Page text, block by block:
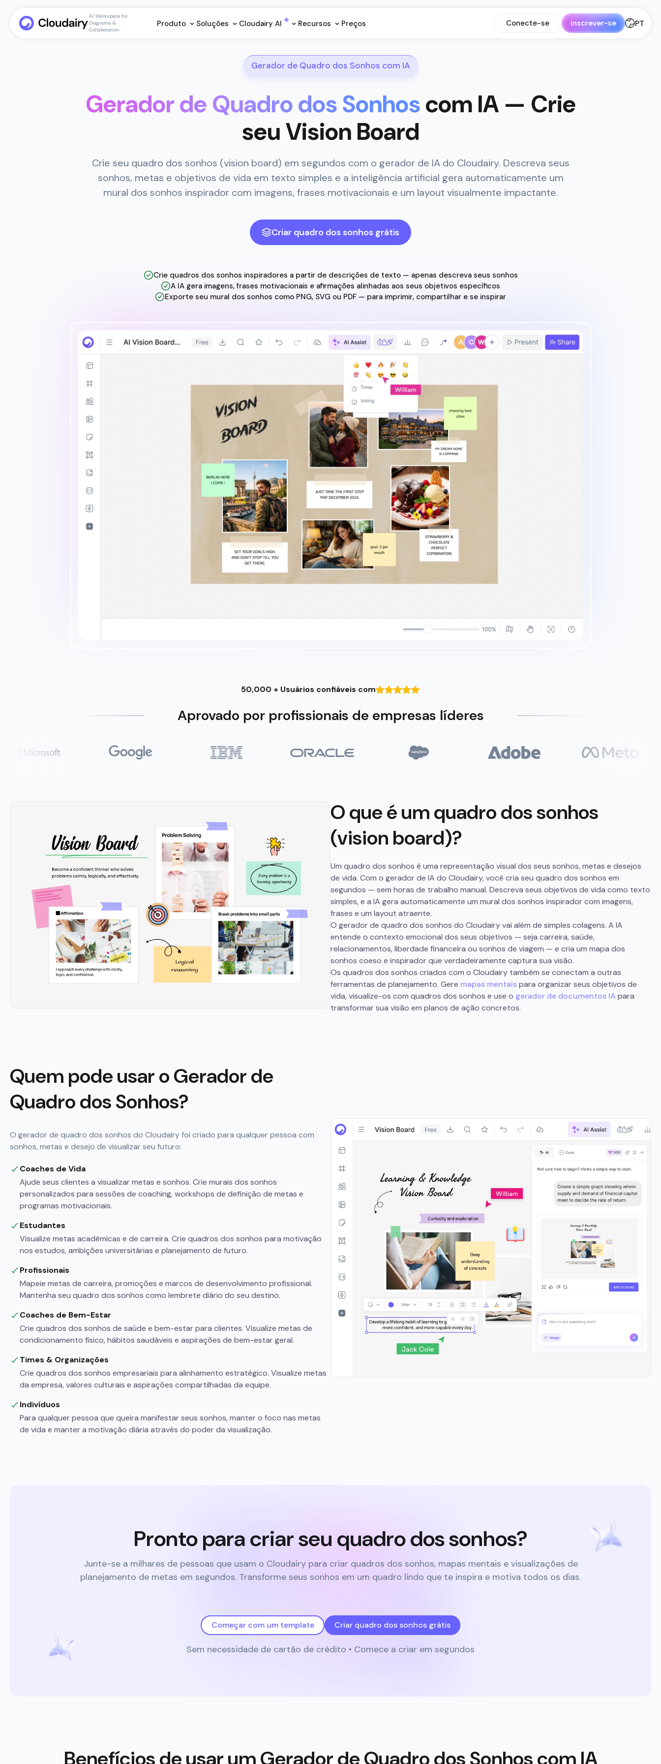
AI Workspace for
Diagrams &
Collaboration
Produto Soluções Cloudairy Al Recursos Preços Conecte-se inscrever-se PT
Gerador de Quadro dos Sonhos com IA
Gerador de Quadro dos Sonhoscom IA — Crie
seu Vision Board
Crie seu quadro dos sonhos (vision board) em segundos com o gerador de IA do Cloudairy. Descreva seus
sonhos, metas e objetivos de vida em texto simples e a inteligência artificial gera automaticamente um
mural dos sonhos inspirador com imagens, frases motivacionais e um layout visualmente impactante.
Criar quadro dos sonhos grátis
Crie quadros dos sonhos inspiradores a partir de descrições de texto — apenas descreva seus sonhos
A IA gera imagens, frases motivacionais e afirmações alinhadas aos seus objetivos específicos
Exporte seu mural dos sonhos como PNG, SVG ou PDF — para imprimir, compartilhar e se inspirar
50,000 + Usuários confiáveis ​​com
Aprovado por profissionais de empresas líderes
O que é um quadro dos sonhos
(vision board)?
Um quadro dos sonhos é uma representação visual dos seus sonhos, metas e desejos
de vida. Com o gerador de IA do Cloudairy, você cria seu quadro dos sonhos em
segundos — sem horas de trabalho manual. Descreva seus objetivos de vida como texto
simples, e a IA gera automaticamente um mural dos sonhos inspirador com imagens,
frases e um layout atraente.
O gerador de quadro dos sonhos do Cloudairy vai além de simples colagens. A IA
entende o contexto emocional dos seus objetivos — seja carreira, saúde,
relacionamentos, liberdade financeira ou sonhos de viagem — e cria um mapa dos
sonhos coeso e inspirador que verdadeiramente captura sua visão.
Os quadros dos sonhos criados com o Cloudairy também se conectam a outras
ferramentas de planejamento. Gere mapas mentaispara organizar seus objetivos de
vida, visualize-os com quadros dos sonhos e use o gerador de documentos IApara
transformar sua visão em planos de ação concretos.
Quem pode usar o Gerador de
Quadro dos Sonhos?
O gerador de quadro dos sonhos do Cloudairy foi criado para qualquer pessoa com
sonhos, metas e desejo de visualizar seu futuro:
Coaches de Vida
Ajude seus clientes a visualizar metas e sonhos. Crie murais dos sonhos
personalizados para sessões de coaching, workshops de definição de metas e
programas motivacionais.
Estudantes
Visualize metas acadêmicas e de carreira. Crie quadros dos sonhos para motivação
nos estudos, ambições universitárias e planejamento de futuro.
Profissionais
Mapeie metas de carreira, promoções e marcos de desenvolvimento profissional.
Mantenha seu quadro dos sonhos como lembrete diário do seu destino.
Coaches de Bem-Estar
Crie quadros dos sonhos de saúde e bem-estar para clientes. Visualize metas de
condicionamento físico, hábitos saudáveis e aspirações de bem-estar geral.
Times & Organizações
Crie quadros dos sonhos empresariais para alinhamento estratégico. Visualize metas
da empresa, valores culturais e aspirações compartilhadas da equipe.
Indivíduos
Para qualquer pessoa que queira manifestar seus sonhos, manter o foco nas metas
de vida e manter a motivação diária através do poder da visualização.
Pronto para criar seu quadro dos sonhos?
Junte-se a milhares de pessoas que usam o Cloudairy para criar quadros dos sonhos, mapas mentais e visualizações de
planejamento de metas em segundos. Transforme seus sonhos em um quadro lindo que te inspira e motiva todos os dias.
Começar com um template Criar quadro dos sonhos grátis
Sem necessidade de cartão de crédito • Comece a criar em segundos
Benefícios de usar um Gerador de Quadro dos Sonhos com IA